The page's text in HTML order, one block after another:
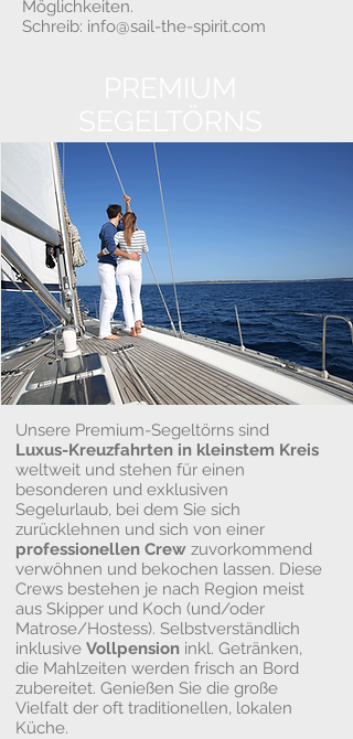
Möglichkeiten.
Schreib: info@sail-the-spirit.com
Unsere Premium-Segeltörns sind
Luxus-Kreuzfahrten in kleinstem Kreis
weltweit und stehen für einen
besonderen und exklusiven
Segelurlaub, bei dem Sie sich
zurücklehnen und sich von einer
professionellen Crew zuvorkommend
verwöhnen und bekochen lassen. Diese
Crews bestehen je nach Region meist
aus Skipper und Koch (und/oder
Matrose/Hostess). Selbstverständlich
inklusive Vollpension inkl. Getränken,
die Mahlzeiten werden frisch an Bord
zubereitet. Genießen Sie die große
Vielfalt der oft traditionellen, lokalen
Küche.